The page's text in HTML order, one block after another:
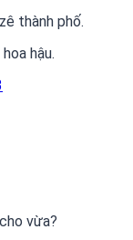
thành phố.
hậu.
vừa?